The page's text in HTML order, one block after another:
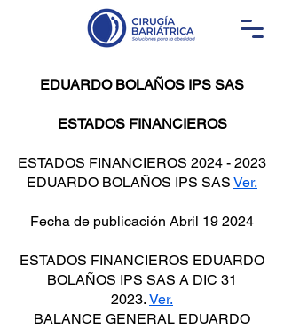
EDUARDO BOLAÑOS IPS SAS
ESTADOS FINANCIEROS
ESTADOS FINANCIEROS 2024 - 2023
EDUARDO BOLAÑOS IPS SAS Ver.
Fecha de publicación Abril 19 2024
ESTADOS FINANCIEROS EDUARDO
BOLAÑOS IPS SAS A DIC 31
2023. Ver.
BALANCE GENERAL EDUARDO